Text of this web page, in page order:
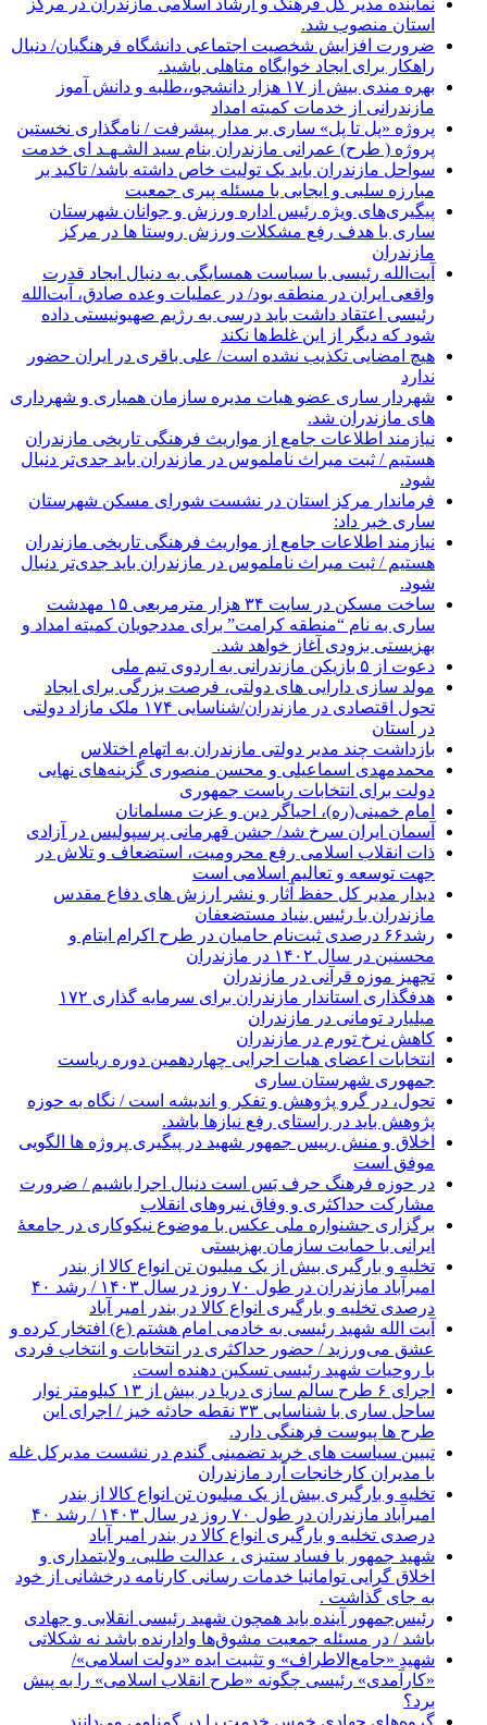
استان منصوب شد.
ضرورت افزایش شخصیت اجتماعی دانشگاه فرهنگیان/ دنبال
راهکار برای ایجاد خوابگاه متاهلی باشید.
بهره مندی بیش از ۱۷ هزار دانشجو،،طلبه و دانش آموز
مازندرانی از خدمات کمیته امداد
پروژه «پل تا پل» ساری بر مدار پیشرفت / نامگذاری نخستین
پروژه ( طرح) عمرانی مازندران بنام سید الشـهـد ای خدمت
سواحل مازندران باید یک تولیت خاص داشته باشد/ تاکید بر
مبارزه سلبی و ایجابی با مسئله پیری جمعیت
پیگیری‌های ویژه رئیس اداره ورزش و جوانان شهرستان
ساری با هدف رفع مشکلات ورزش روستا ها در مرکز
مازندران
آیت‌الله رئیسی با سیاست همسایگی به دنبال ایجاد قدرت
واقعی ایران در منطقه بود/ در عملیات وعده صادق، آیت‌الله
رئیسی اعتقاد داشت باید درسی به رژیم صهیونیستی داده
شود که دیگر از این غلط‌ها نکند
هیچ امضایی تکذیب نشده است/ علی باقری در ایران حضور
ندارد
شهردار ساری عضو هیات مدیره سازمان همیاری و شهرداری
های مازندران شد.
نیازمند اطلاعات جامع از مواریث فرهنگی تاریخی مازندران
هستیم / ثبت میراث ناملموس در مازندران باید جدی‌تر دنبال
شود.
فرماندار مرکز استان در نشست شورای مسکن شهرستان
ساری خبر داد:
نیازمند اطلاعات جامع از مواریث فرهنگی تاریخی مازندران
هستیم / ثبت میراث ناملموس در مازندران باید جدی‌تر دنبال
شود.
ساخت مسکن در سایت ۳۴ هزار مترمربعی ۱۵ مهدشت
ساری به نام “منطقه کرامت” برای مددجویان کمیته امداد و
بهزیستی بزودی آغاز خواهد شد.
دعوت از ۵ بازیکن مازندرانی به اردوی تیم ملی
مولد سازی دارایی های دولتی، فرصت بزرگی برای ایجاد
تحول اقتصادی در مازندران/شناسایی ۱۷۴ ملک مازاد دولتی
در استان
بازداشت چند مدیر دولتی مازندران به اتهام اختلاس
محمدمهدی اسماعیلی و محسن منصوری گزینه‌های نهایی
دولت برای انتخابات ریاست جمهوری
امام خمینی(ره)، احیاگر دین و عزت مسلمانان
آسمان ایران سرخ شد/ جشن قهرمانی پرسپولیس در آزادی
ذات انقلاب اسلامی رفع محرومیت، استضعاف و تلاش در
جهت توسعه و تعالیم اسلامی است
دیدار مدیر کل حفظ آثار و نشر ارزش های دفاع مقدس
مازندران با رئیس بنیاد مستضعفان
رشد۶۶ درصدی ثبت‌نام حامیان در طرح اکرام ایتام و
محسنین در سال ۱۴۰۲ در مازندران
تجهیز موزه قرآنی در مازندران
هدفگذاری استاندار مازندران برای سرمایه گذاری ۱۷۲
میلیارد تومانی در مازندران
کاهش نرخ تورم در مازندران
انتخابات اعضای هیات اجرایی چهاردهمین دوره ریاست
جمهوری شهرستان ساری
تحول، در گرو پژوهش و تفکر و اندیشه است / نگاه به حوزه
پژوهش باید در راستای رفع نیازها باشد.
اخلاق و‌ منش رییس جمهور شهید در پیگیری پروژه ها الگویی
موفق است
در حوزه فرهنگ حرف بَس است دنبال اجرا باشیم / ضرورت
مشارکت حداکثری و وفاق نیروهای انقلاب
برگزاری جشنواره ملی عکس با موضوع نیکوکاری در جامعۀ
ایرانی با حمایت سازمان بهزیستی
تخلیه و بارگیری بیش از یک میلیون تن انواع کالا از بندر
امیرآباد مازندران در طول ۷۰ روز در سال ۱۴۰۳ / رشد ۴۰
درصدی تخلیه و بارگیری انواع کالا در بندر امیر آباد
آیت الله شهید رئیسی به خادمی امام هشتم (ع) افتخار کرده و
عشق می‌ورزید / حضور حداکثری در انتخابات و انتخاب فردی
با روحیات شهید رئیسی تسکین دهنده است.
اجرای ۶ طرح سالم سازی دریا در بیش از ۱۳ کیلومتر نوار
ساحل ساری با شناسایی ۳۳ نقطه حادثه خیز / اجرای این
طرح ها پیوست فرهنگی دارد.
تبیین سیاست های خرید تضمینی گندم در نشست مدیرکل غله
با مدیران کارخانجات آرد مازندران
تخلیه و بارگیری بیش از یک میلیون تن انواع کالا از بندر
امیرآباد مازندران در طول ۷۰ روز در سال ۱۴۰۳ / رشد ۴۰
درصدی تخلیه و بارگیری انواع کالا در بندر امیر آباد
شهید جمهور با فساد ستیزی ، عدالت طلبی، ولایتمداری و
اخلاق گرایی توامانبا خدمات رسانی کارنامه درخشانی از خود
به جای گذاشت .
رئيس‌جمهور آينده باید همچون‌ شهید رئیسی انقلابی و جهادی
باشد / در مسئله جمعیت مشوق‌ها وادارنده باشد نه شکلاتی
شهیدِ «جامع‌الاطراف» و تثبیت ایده «دولت اسلامی»/
«کارآمدی» رئیسی چگونه «طرح انقلاب اسلامی» را به پیش
برد؟
گروه‌های جهادی خمس خدمت را در گمنامی می‌دانند